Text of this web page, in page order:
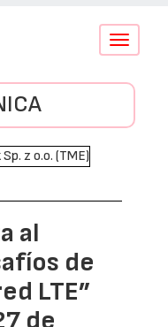
Conmutar
al
de
LTE”